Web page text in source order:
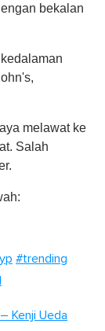
bekalan
melawat ke
Salah
#trending
Kenji Ueda